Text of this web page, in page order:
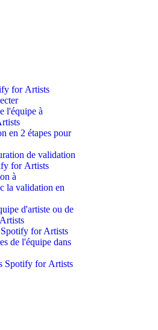
for Artists
l'équipe à
en 2 étapes pour
de validation
for Artists
à
la validation en
d'artiste ou de
for Artists
de l'équipe dans
Spotify for Artists